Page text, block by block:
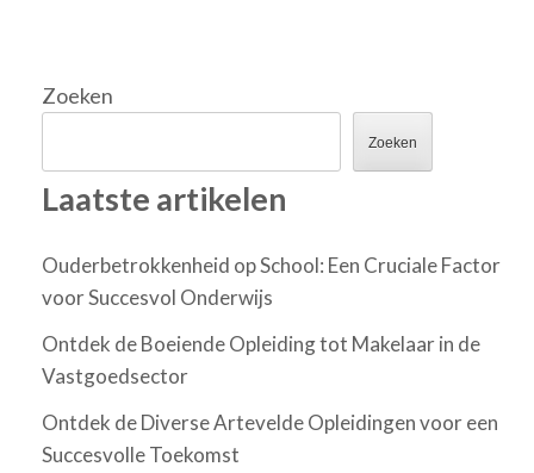
Zoeken
Zoeken
Laatste artikelen
Ouderbetrokkenheid op School: Een Cruciale Factor
voor Succesvol Onderwijs
Ontdek de Boeiende Opleiding tot Makelaar in de
Vastgoedsector
Ontdek de Diverse Artevelde Opleidingen voor een
Succesvolle Toekomst